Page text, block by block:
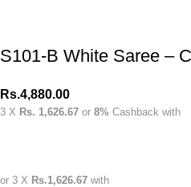
S101-B White Saree –
Rs.4,880.00
3 X Rs. 1,626.67 or 8% Cashback with
or 3 X Rs.1,626.67 with